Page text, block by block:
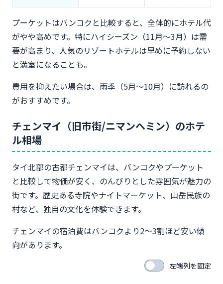
プーケットはバンコクと比較すると、全体的にホテル代
がやや高めです。特にハイシーズン（11月〜3月）は需
要が高まり、人気のリゾートホテルは早めに予約しない
と満室になることも。
費用を抑えたい場合は、雨季（5月〜10月）に訪れるの
がおすすめです。
チェンマイ（旧市街/ニマンヘミン）のホテ
ル相場
タイ北部の古都チェンマイは、バンコクやプーケット
と比較して物価が安く、のんびりとした雰囲気が魅力の
街です。歴史ある寺院やナイトマーケット、山岳民族の
村など、独自の文化を体験できます。
チェンマイの宿泊費はバンコクより2〜3割ほど安い傾
向があります。
左端列を固定